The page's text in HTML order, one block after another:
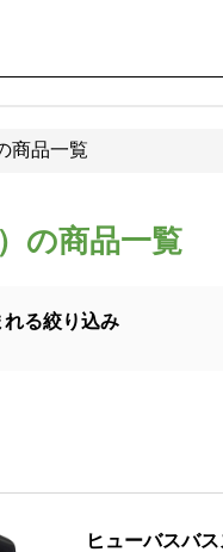
商品一覧
の商品一覧
る絞り込み
ヒューバスバ